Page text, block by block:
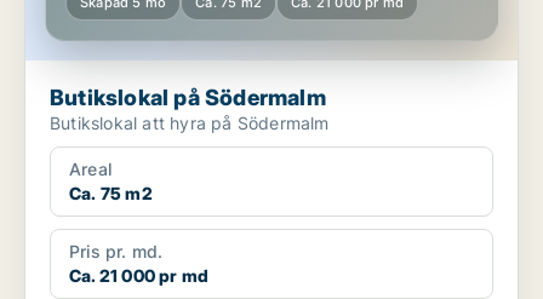
Butikslokal på Södermalm
Butikslokal att hyra på Södermalm
Areal
Ca. 75 m2
Pris pr. md.
Ca. 21 000 pr md